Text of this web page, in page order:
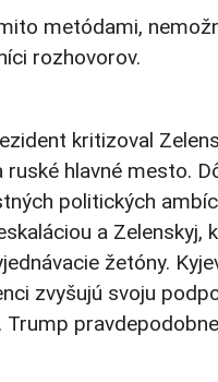
metódami,
rozhovorov.
kritizoval
hlavné mesto.
politických
a Zelenskyj,
žetóny.
zvyšujú svoju